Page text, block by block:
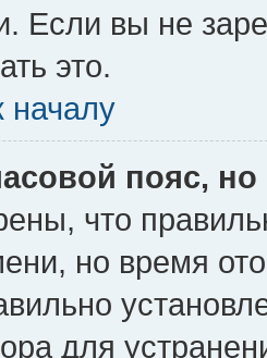
Если вы не
это.
началу
пояс,
что
но время
для